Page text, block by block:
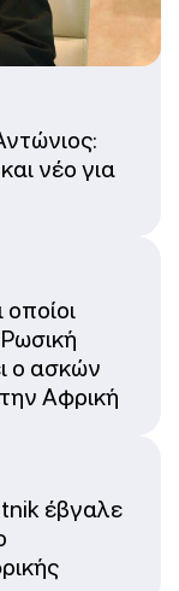
νέο για
οποίοι
ο ασκών
Αφρική
έβγαλε